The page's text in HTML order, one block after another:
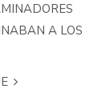
A LOS